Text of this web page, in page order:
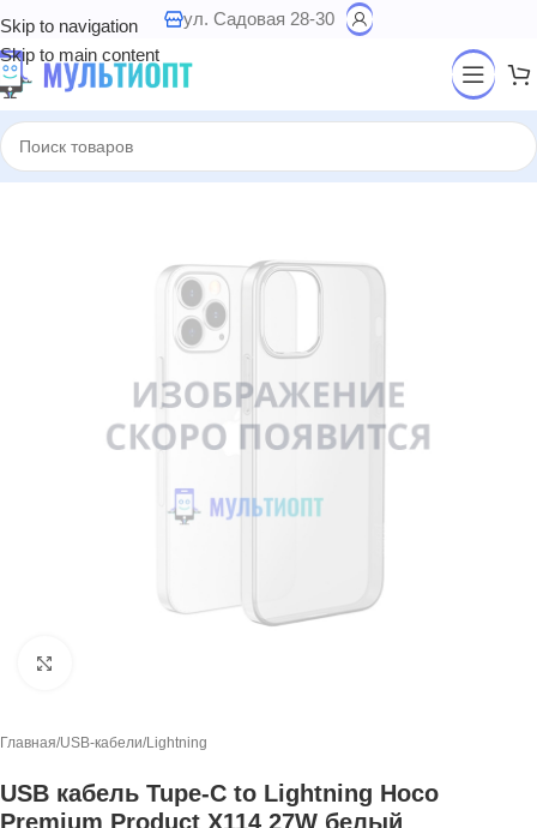
Skip to navigation
Skip to main content
ул. Садовая 28-30
Главная/USB-кабели/Lightning
USB кабель Tupe-C to Lightning Hoco
Premium Product X114 27W белый